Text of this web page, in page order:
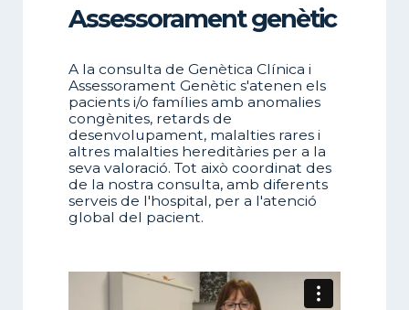
Assessorament genètic
A la consulta de Genètica Clínica i
Assessorament Genètic s'atenen els
pacients i/o famílies amb anomalies
congènites, retards de
desenvolupament, malalties rares i
altres malalties hereditàries per a la
seva valoració. Tot això coordinat des
de la nostra consulta, amb diferents
serveis de l'hospital, per a l'atenció
global del pacient.